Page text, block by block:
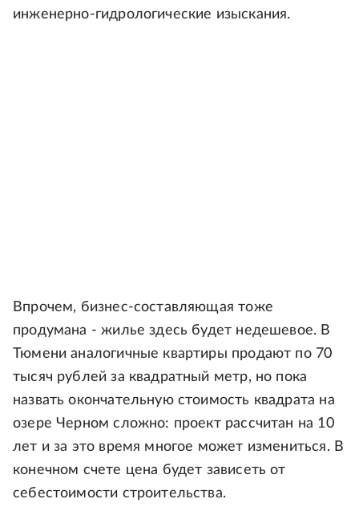
инженерно-гидрологические изыскания.
Впрочем, бизнес-составляющая тоже
продумана - жилье здесь будет недешевое. В
Тюмени аналогичные квартиры продают по 70
тысяч рублей за квадратный метр, но пока
назвать окончательную стоимость квадрата на
озере Черном сложно: проект рассчитан на 10
лет и за это время многое может измениться. В
конечном счете цена будет зависеть от
себестоимости строительства.